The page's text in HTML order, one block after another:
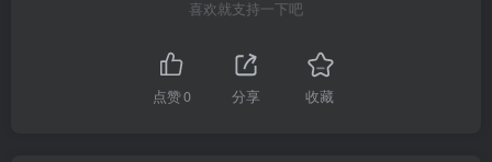
喜欢就支持一下吧
点赞0 分享 收藏